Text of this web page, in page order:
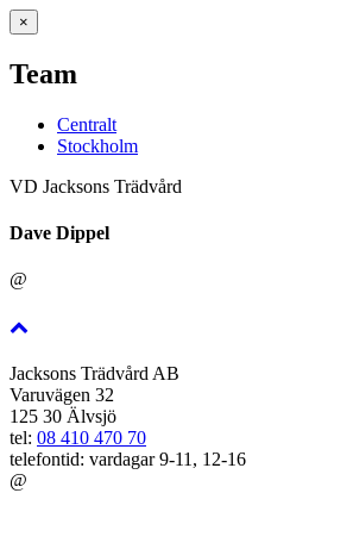
×
Team
Centralt
Stockholm
VD Jacksons Trädvård
Dave Dippel
@
Jacksons Trädvård AB
Varuvägen 32
125 30 Älvsjö
tel: 08 410 470 70
telefontid: vardagar 9-11, 12-16
@